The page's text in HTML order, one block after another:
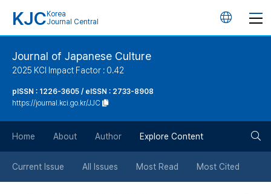
KJC Korea
Journal Central
언
튼
Journal of Japanese Culture
2025 KCI Impact Factor : 0.42
pISSN : 1226-3605 / eISSN : 2733-8908
https://journal.kci.go.kr/JJC
Home About Author Explore Content
Current Issue All Issues Most Read Most Cited